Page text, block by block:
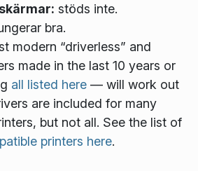
stöds inte.
bra.
modern “driverless” and
made in the last 10 years or
all listed here — will work out
are included for many
but not all. See the list of
printers here.